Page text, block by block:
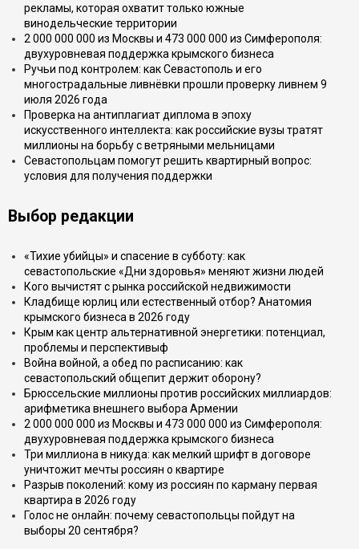
рекламы, которая охватит только южные
винодельческие территории
2 000 000 000 из Москвы и 473 000 000 из Симферополя:
двухуровневая поддержка крымского бизнеса
Ручьи под контролем: как Севастополь и его
многострадальные ливнёвки прошли проверку ливнем 9
июля 2026 года
Проверка на антиплагиат диплома в эпоху
искусственного интеллекта: как российские вузы тратят
миллионы на борьбу с ветряными мельницами
Севастопольцам помогут решить квартирный вопрос:
условия для получения поддержки
Выбор редакции
«Тихие убийцы» и спасение в субботу: как
севастопольские «Дни здоровья» меняют жизни людей
Кого вычистят с рынка российской недвижимости
Кладбище юрлиц или естественный отбор? Анатомия
крымского бизнеса в 2026 году
Крым как центр альтернативной энергетики: потенциал,
проблемы и перспективыф
Война войной, а обед по расписанию: как
севастопольский общепит держит оборону?
Брюссельские миллионы против российских миллиардов:
арифметика внешнего выбора Армении
2 000 000 000 из Москвы и 473 000 000 из Симферополя:
двухуровневая поддержка крымского бизнеса
Три миллиона в никуда: как мелкий шрифт в договоре
уничтожит мечты россиян о квартире
Разрыв поколений: кому из россиян по карману первая
квартира в 2026 году
Голос не онлайн: почему севастопольцы пойдут на
выборы 20 сентября?